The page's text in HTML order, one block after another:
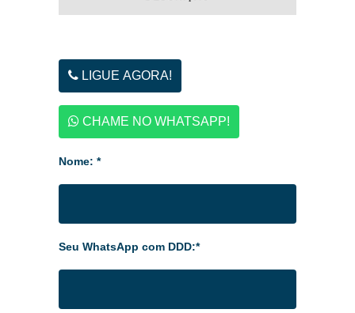
LIGUE AGORA!
CHAME NO WHATSAPP!
Nome: *
Seu WhatsApp com DDD:*